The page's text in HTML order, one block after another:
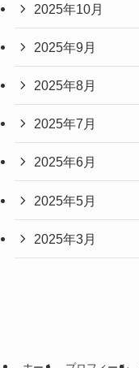
2025年10月
2025年9月
2025年8月
2025年7月
2025年6月
2025年5月
2025年3月